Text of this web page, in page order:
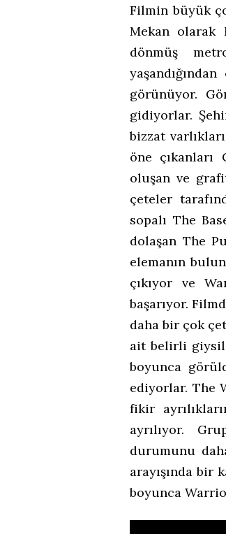
Filmin büyük
Mekan olarak
dönmüş
görünüyor.
gidiyorlar.
bizzat
öne
oluşan ve
çeteler
sopalı The
dolaşan The
elemanın
çıkıyor ve
başarıyor.
daha bir çok
ait belirli
boyunca
ediyorlar. The
fikir
ayrılıyor.
durumunu
arayışında bir
boyunca